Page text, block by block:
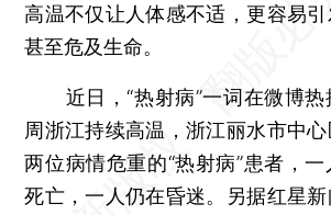
高温不仅让人体感不适，更容易
甚至危及生命。
近日，“热射病”一词在微博热
周浙江持续高温，浙江丽水市中
两位病情危重的“热射病”患者，
死亡，一人仍在昏迷。另据红星